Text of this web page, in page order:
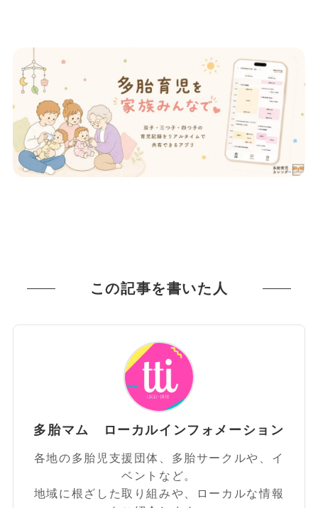
この記事を書いた人
多胎マム ローカルインフォメーション
各地の多胎児支援団体、多胎サークルや、イ
ベントなど。
地域に根ざした取り組みや、ローカルな情報